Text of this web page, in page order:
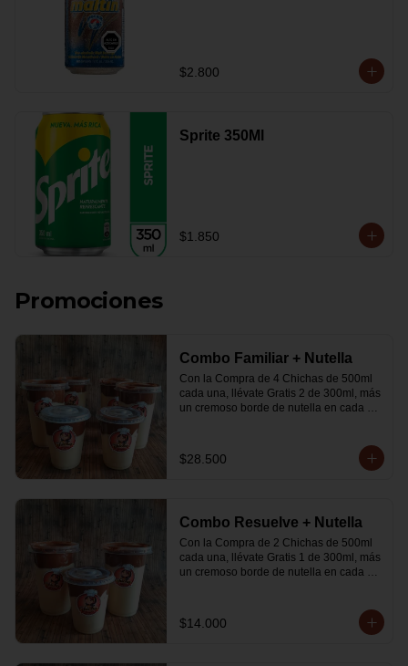
$2.800
Sprite 350Ml
$1.850
Promociones
Combo Familiar + Nutella
Con la Compra de 4 Chichas de 500ml
cada una, llévate Gratis 2 de 300ml, más
un cremoso borde de nutella en cada
$28.500
Combo Resuelve + Nutella
Con la Compra de 2 Chichas de 500ml
cada una, llévate Gratis 1 de 300ml, más
un cremoso borde de nutella en cada
$14.000